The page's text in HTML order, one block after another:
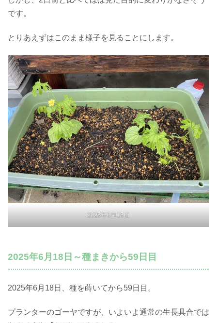
です。
とりあえずはこのまま様子を見ることにします。
2025年6月15日
2025年6月18日～種まきから59日目
2025年6月18日、種を蒔いてから59日目。
プランターのゴーヤですが、いよいよ通常の生長具合では